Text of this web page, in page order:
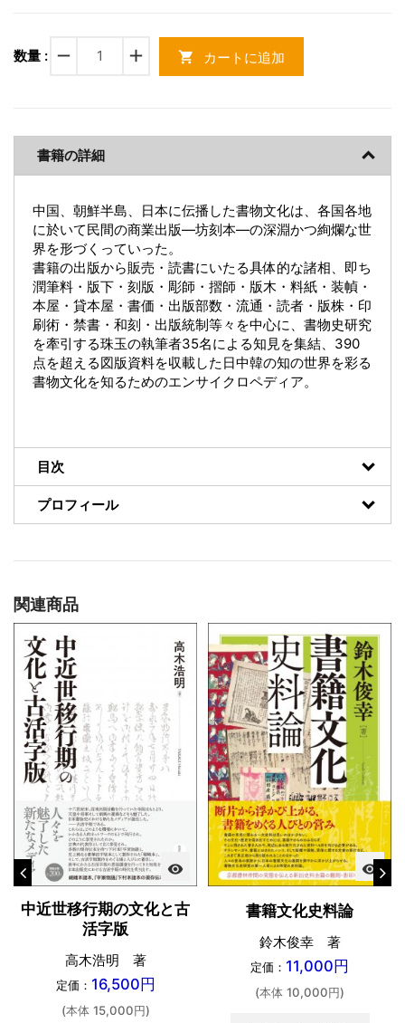
数量 : remove add shopping_cart カートに追加
書籍の詳細
中国、朝鮮半島、日本に伝播した書物文化は、各国各地
に於いて民間の商業出版―坊刻本―の深淵かつ絢爛な世
界を形づくっていった。
書籍の出版から販売・読書にいたる具体的な諸相、即ち
潤筆料・版下・刻版・彫師・摺師・版木・料紙・装幀・
本屋・貸本屋・書価・出版部数・流通・読者・版株・印
刷術・禁書・和刻・出版統制等々を中心に、書物史研究
を牽引する珠玉の執筆者35名による知見を集結、390
点を超える図版資料を収載した日中韓の知の世界を彩る
書物文化を知るためのエンサイクロペディア。
目次
プロフィール
関連商品
visibility
中近世移行期の文化と古
活字版
高木浩明 著
定価： 16,500円
(本体 15,000円)
visibility
書籍文化史料論
鈴木俊幸 著
定価： 11,000円
(本体 10,000円)